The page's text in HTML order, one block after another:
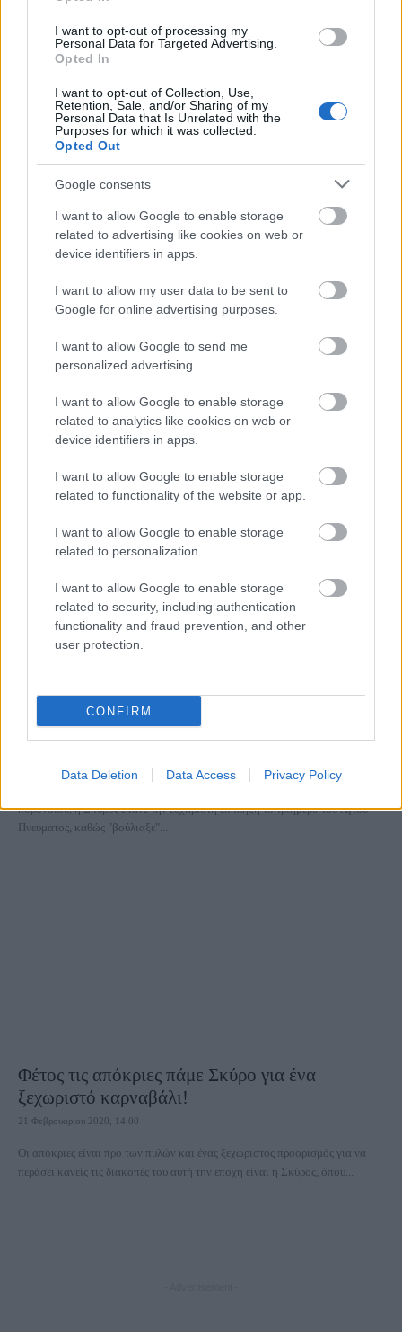
I want to opt-out of processing my
Personal Data for Targeted Advertising.
Opted In
I want to opt-out of Collection, Use,
Retention, Sale, and/or Sharing of my
Personal Data that Is Unrelated with the
Purposes for which it was collected.
Opted Out
Google consents
I want to allow Google to enable storage
related to advertising like cookies on web or
device identifiers in apps.
I want to allow my user data to be sent to
Google for online advertising purposes.
I want to allow Google to send me
personalized advertising.
I want to allow Google to enable storage
related to analytics like cookies on web or
device identifiers in apps.
I want to allow Google to enable storage
related to functionality of the website or app.
I want to allow Google to enable storage
related to personalization.
I want to allow Google to enable storage
related to security, including authentication
functionality and fraud prevention, and other
user protection.
CONFIRM
Data Deletion Data Access Privacy Policy
Το νησί που όλοι θέλουν να επισκεφθούν το
φθινόπωρο!
Η Σκύρος είναι το μεγαλύτερο νησί των Σποράδων, που συνδυάζει την
ομορφιά της Εύβοιας και τον αιγαιοπελαγίτικο αέρα, και όλοι θέλουν να
Ποιο νησί στην κυριολεξία “βούλιαξε” το
τριήμερο του Αγίου Πνεύματος;
κορονοϊού, η Σκύρος έκανε την ευχάριστη έκπληξη το τριήμερο του Αγίου
Πνεύματος, καθώς "βούλιαξε"...
Φέτος τις απόκριες πάμε Σκύρο για ένα
ξεχωριστό καρναβάλι!
21 Φεβρουαρίου 2020, 14:00
Οι απόκριες είναι προ των πυλών και ένας ξεχωριστός προορισμός για να
περάσει κανείς τις διακοπές του αυτή την εποχή είναι η Σκύρος, όπου...